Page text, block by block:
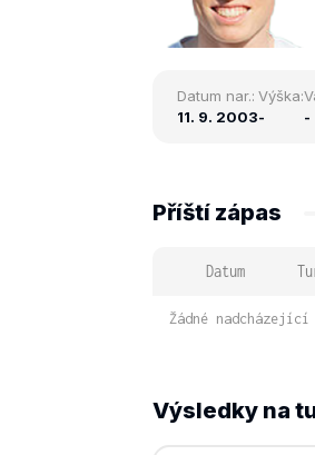
Datum nar.:
11. 9. 2003
Výška:
-
-
Příští zápas
Datum
Žádné nadcházející
Výsledky na